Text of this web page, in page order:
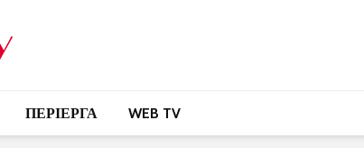
ΠΕΡΙΕΡΓΑ WEB TV